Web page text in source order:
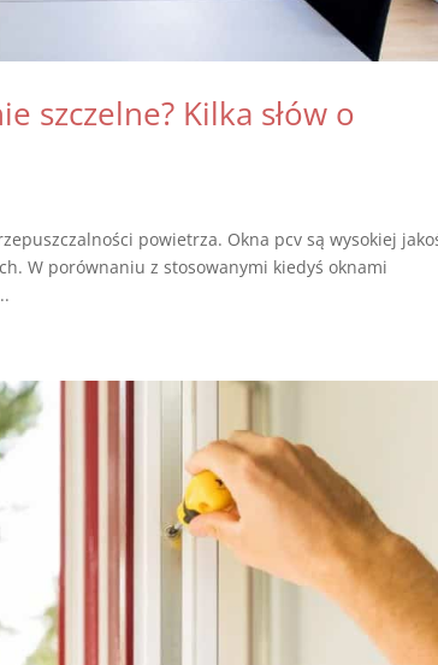
szczelne? Kilka słów o
powietrza. Okna pcv są wysokiej
W porównaniu z stosowanymi kiedyś oknami